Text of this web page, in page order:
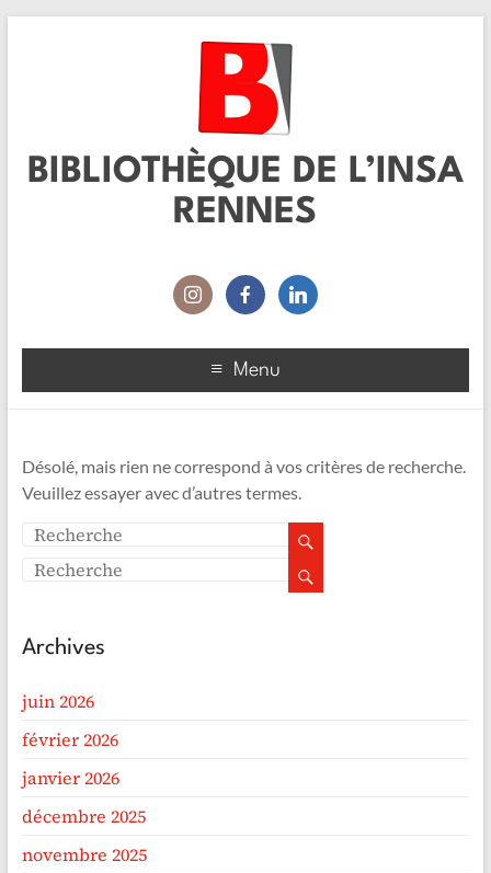
BIBLIOTHÈQUE DE L’INSA
RENNES
Menu
Désolé, mais rien ne correspond à vos critères de recherche.
Veuillez essayer avec d’autres termes.
Archives
juin 2026
février 2026
janvier 2026
décembre 2025
novembre 2025